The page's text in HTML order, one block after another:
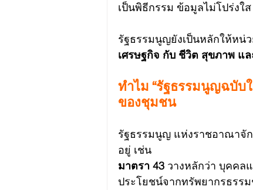
เป็นพิธีกรรม ข้อมูลไม่โปร่งใ
รัฐธรรมนูญยังเป็นหลักให้หน่ว
เศรษฐกิจ กับ ชีวิต สุขภาพ แ
ทำไม “รัฐธรรมนูญฉบับ
ของชุมชน
รัฐธรรมนูญ แห่งราชอาณาจั
อยู่ เช่น
มาตรา 43 วางหลักว่า บุคค
ประโยชน์จากทรัพยากรธรร